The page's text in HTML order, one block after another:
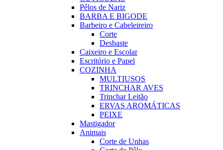
Pêlos de Nariz
BARBA E BIGODE
Barbeiro e Cabeleireiro
Corte
Desbaste
Caixeiro e Escolar
Escritório e Papel
COZINHA
MULTIUSOS
TRINCHAR AVES
Trinchar Leitão
ERVAS AROMÁTICAS
PEIXE
Mastigador
Animais
Corte de Unhas